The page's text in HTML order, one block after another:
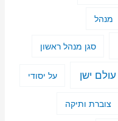
מנהל
סגן מנהל ראשון
עולם ישן על יסודי
צוברת ותיקה